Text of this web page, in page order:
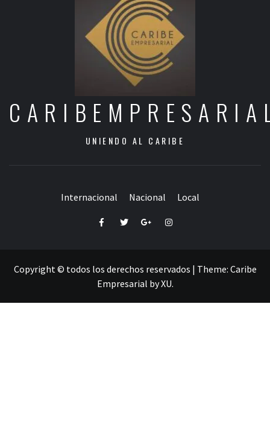
UNIENDO AL CARIBE
Internacional Nacional Local
FacebookTwitterGoogle+Instagram
Copyright © todos los derechos reservados | Theme: Caribe
Empresarial byXU.